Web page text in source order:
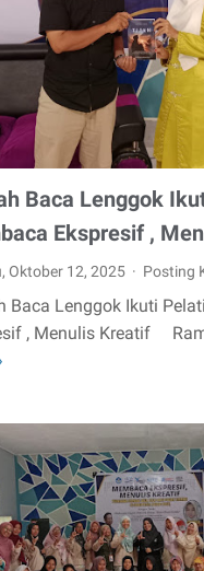
Baca Lenggok
Ekspresif ,
Oktober 12, 2025 Posting
Baca Lenggok Ikuti
, Menulis Kreatif
Rumah
Ikuti
Pelatihan
Membaca
Ekspresif
,
Menulis